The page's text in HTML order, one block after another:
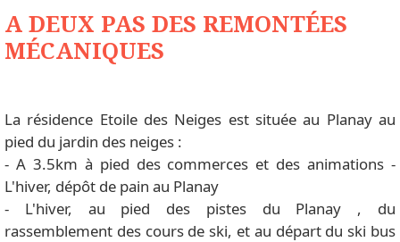
A DEUX PAS DES REMONTÉES
MÉCANIQUES
La résidence Etoile des Neiges est située au Planay au
pied du jardin des neiges :
- A 3.5km à pied des commerces et des animations -
L'hiver, dépôt de pain au Planay
- L'hiver, au pied des pistes du Planay , du
rassemblement des cours de ski, et au départ du ski bus